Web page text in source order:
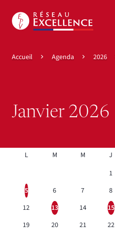
Accueil Agenda 2026
Janvier 2026
1
5
6 7 8
12
13 14 15
19
20 21 22